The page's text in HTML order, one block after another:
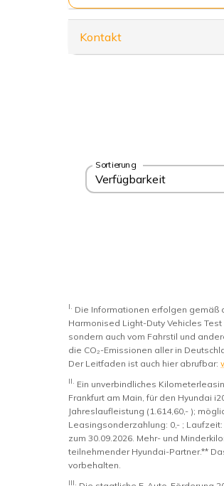
Kontakt
Sortierung
Verfügbarkeit
I. Die Informationen erfolgen gemäß
Harmonised Light-Duty Vehicles
sondern auch vom Fahrstil und
die CO₂-Emissionen aller in
Der Leitfaden ist auch hier abrufbar:
II. Ein unverbindliches
Frankfurt am Main, für den Hyundai
Jahreslaufleistung (1.614,60,- );
Leasingsonderzahlung: 0,- ;
zum 30.09.2026. Mehr- und
teilnehmender Hyundai-Partner.**
vorbehalten.
III.